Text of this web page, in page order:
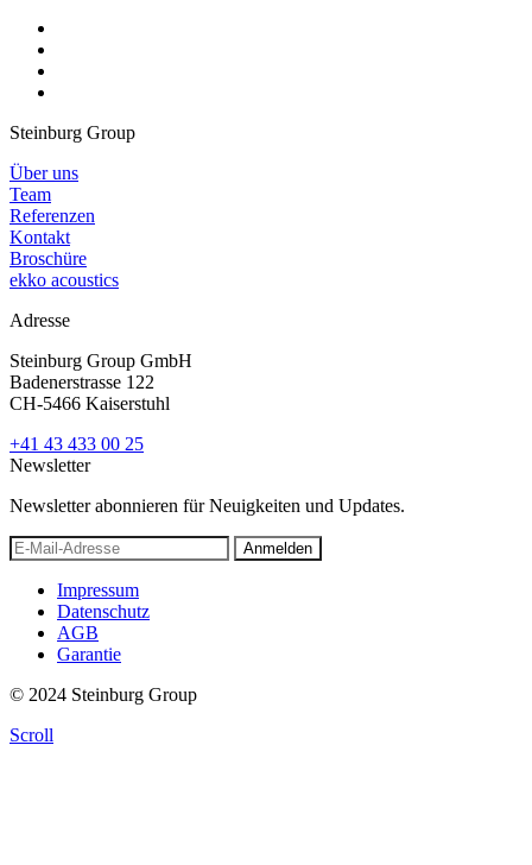
Steinburg Group
Über uns
Team
Referenzen
Kontakt
Broschüre
ekko acoustics
Adresse
Steinburg Group GmbH
Badenerstrasse 122
CH-5466 Kaiserstuhl
+41 43 433 00 25
Newsletter
Newsletter abonnieren für Neuigkeiten und Updates.
Anmelden
Impressum
Datenschutz
AGB
Garantie
© 2024 Steinburg Group
Scroll